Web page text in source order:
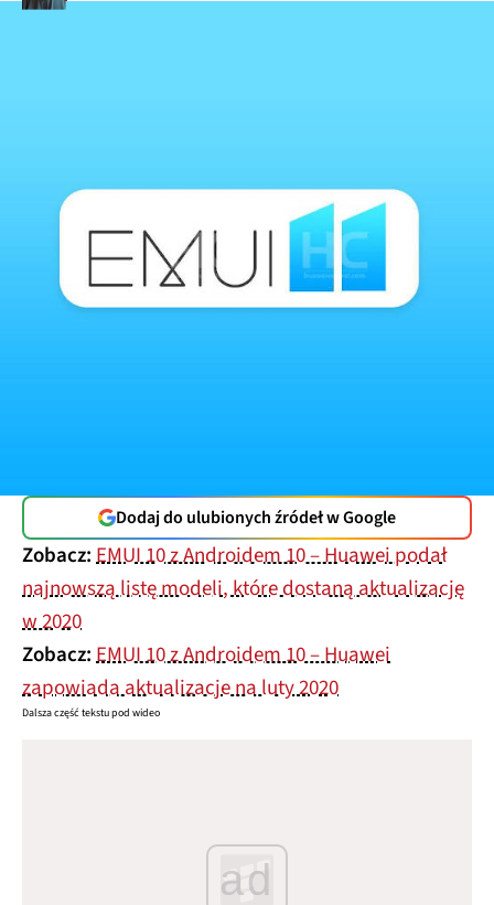
Dodaj do ulubionych źródeł w Google
Zobacz:EMUI 10 z Androidem 10 – Huawei podał
najnowszą listę modeli, które dostaną aktualizację
w 2020
Zobacz:EMUI 10 z Androidem 10 – Huawei
zapowiada aktualizacje na luty 2020
Dalsza część tekstu pod wideo
ad